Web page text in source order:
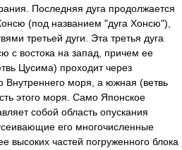
Последняя дуга продолжается
(под названием "дуга Хонсю"),
третьей дуги. Эта третья дуга
с востока на запад, причем ее
Цусима) проходит через
Внутреннего моря, а южная (ветвь
этого моря. Само Японское
собой область опускания
его многочисленные
высоких частей погруженного блока